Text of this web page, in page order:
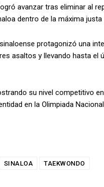
avanzar tras eliminar al
dentro de la máxima
protagonizó una
asaltos y llevando hasta
su nivel competitivo
en la Olimpiada Nacional
SINALOA TAEKWONDO